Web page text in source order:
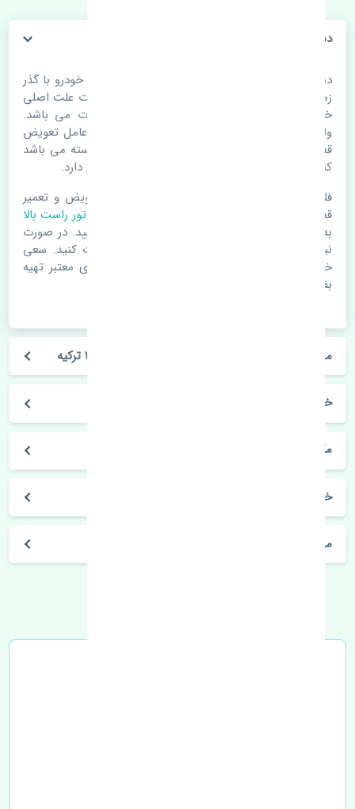
دسته موتور راست بالا رنو مگان 1600 ترکیه
دسته موتور راست بالا رنو مگان 1600 ترکیه. قطعات خودرو با گذر
زمان و طی مسافت مستحلک می شوند. اغلب اوقات علت اصلی
خرابی لوازم یدکی اتومبیل مستحلک شدن قطعات می باشد.
ولی دلایلی مثل تصادفات و حوادث نیز می تواند عامل تعویض
قطعات یدکی باشد. خودرو مجموعه ای به هم پیوسته می باشد
که هر قطعه روی قطعه یا قطعات دیگر تاثیر مستقیم دارد.
فلذا در صورت خرابی در اسرع زمان نسبت به تعویض و تعمیر
قطعات یدکی اقدام فرمایید. در زمان
خرید دسته موتور راست بالا
به اصلی بودن و کیفیت قطعات بسیار توجه بفرمایید. در صورت
نیاز با مکانیک و کارشناسان در این زمینه مشورت کنید. سعی
خود را بفرمایید تا قطعات یدکی را از فروشگاه های معتبر تهیه
بفرمایید.
مشخصات فنی دسته موتور راست بالا رنو مگان 1600 ترکیه
خودروسازی رنو
مگان 1600
خرید دسته موتور راست بالا رنو مگان 1600 ترکیه
مشخصات فنی اتومبیل